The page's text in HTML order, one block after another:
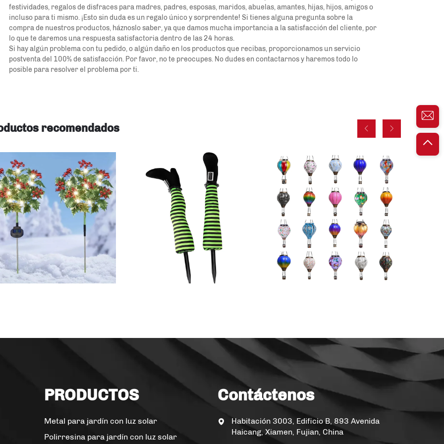
festividades, regalos de disfraces para madres, padres, esposas, maridos, abuelas, amantes, hijas, hijos, amigos o
incluso para ti mismo. ¡Esto sin duda es un regalo único y sorprendente! Si tienes alguna pregunta sobre la
compra de nuestros productos, háznoslo saber, ya que damos mucha importancia a la satisfacción del cliente, por
lo que te daremos una respuesta satisfactoria dentro de las 24 horas.
Si hay algún problema con tu pedido, o algún daño en los productos que recibas, proporcionamos un servicio
postventa del 100% de satisfacción. Por favor, no te preocupes. No dudes en contactarnos y haremos todo lo
posible para resolver el problema por ti.
recomendados
PRODUCTOS
Metal para jardín con luz solar
Polirresina para jardín con luz solar
Contáctenos
Habitación 3003, Edificio B, 893 Avenida
Haicang, Xiamen, Fujian, China